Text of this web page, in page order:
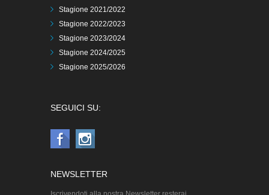
Stagione 2021/2022
Stagione 2022/2023
Stagione 2023/2024
Stagione 2024/2025
Stagione 2025/2026
SEGUICI SU:
NEWSLETTER